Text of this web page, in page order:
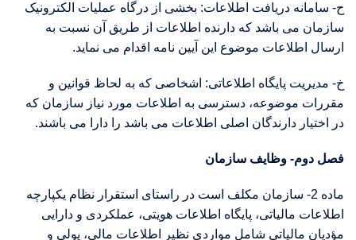
ح- سامانه دریافت اطلاعات: بخشی از درگاه عملیات الکترونیک
سازمان می باشد که دارنده اطلاعات از طریق آن نسبت به
ارسال اطلاعات موضوع این آیین نامه اقدام می نماید.
خ- مدیریت پایگاه اطلاعاتی: اشخاصی که به لحاظ قوانین و
مقررات موضوعه، دسترسی به اطلاعات مورد نیاز سازمان که
در اختیار دارندگان اصلی اطلاعات می باشد را دارا می باشند.
فصل دوم- وظایف سازمان
ماده 2- سازمان مکلف است در راستای استقرار نظام یکپارچه
اطلاعات مالیاتی، پایگاه اطلاعات هویتی، عملکردی و دارایی
مؤدیان مالیاتی شامل مواردی نظیر اطلاعات مالی، پولی و